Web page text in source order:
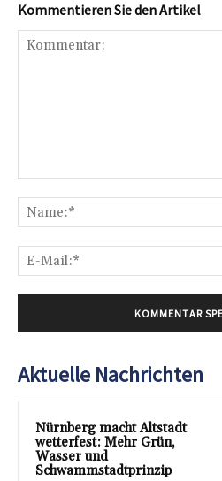
Kommentieren Sie den Artikel
Aktuelle Nachrichten
Nürnberg macht Altstadt
wetterfest: Mehr Grün,
Wasser und
Schwammstadtprinzip